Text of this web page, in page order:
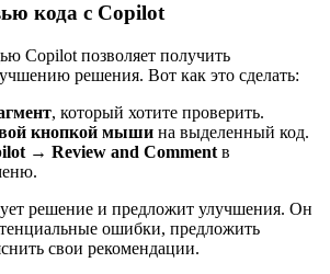
кода с Copilot
Copilot позволяет получить
решения. Вот как это сделать:
, который хотите проверить.
кнопкой мыши на выделенный код.
→ Review and Comment в
решение и предложит улучшения. Он
ошибки, предложить
свои рекомендации.